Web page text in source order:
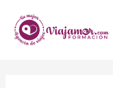
contenido